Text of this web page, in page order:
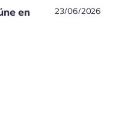
en
23/06/2026